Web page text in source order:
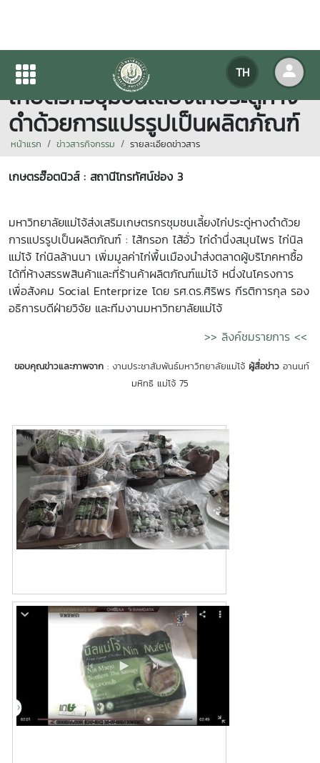
TH
มหาวิทยาลัยแม่โจ้ส่งเสริม
เกษตรกรชุมชนเลี้ยงไก่ประดู่หาง
ดำด้วยการแปรรูปเป็นผลิตภัณฑ์
หน้าแรก ข่าวสารกิจกรรม รายละเอียดข่าวสาร
เกษตรฮ๊อตนิวส์ : สถานีโทรทัศน์ช่อง 3
มหาวิทยาลัยแม่โจ้ส่งเสริมเกษตรกรชุมชนเลี้ยงไก่ประดู่หางดำด้วย
การแปรรูปเป็นผลิตภัณฑ์ : ไส้กรอก ไส้อั่ว ไก่ดำนึ่งสมุนไพร ไก่นิล
แม่โจ้ ไก่นิลล้านนา เพิ่มมูลค่าไก่พื้นเมืองนำส่งตลาดผู้บริโภคหาซื้อ
ได้ที่ห้างสรรพสินค้าและที่ร้านค้าผลิตภัณฑ์แม่โจ้ หนึ่งในโครงการ
เพื่อสังคม Social Enterprize โดย รศ.ดร.ศิริพร กีรติการกุล รอง
อธิการบดีฝ่ายวิจัย และทีมงานมหาวิทยาลัยแม่โจ้
>> ลิงค์ชมรายการ <<
ขอบคุณข่าวและภาพจาก : งานประชาสัมพันธ์มหาวิทยาลัยแม่โจ้ ผู้สื่อข่าว อานนท์
มหิทธิ แม่โจ้ 75